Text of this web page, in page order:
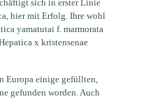
sich in erster Linie
hier mit Erfolg. Ihre wohl
yamatutai f. marmorata
x kristensenae
Europa einige gefüllten,
gefunden worden. Auch